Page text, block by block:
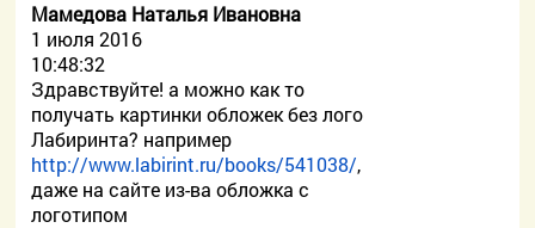
Мамедова Наталья Ивановна
1 июля 2016
10:48:32
Здравствуйте! а можно как то
получать картинки обложек без лого
Лабиринта? например
http://www.labirint.ru/books/541038/,
даже на сайте из-ва обложка с
логотипом